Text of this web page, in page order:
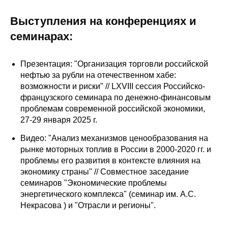
Редакционная этика
Информация для авторов
Общие требования
Стандарты оформления
Научные труды
О журнале
Выпуски
Редакционная этика
Информация для авторов
Выступления на конференциях и
семинарах:
Презентация: "Организация торговли российской
нефтью за рубли на отечественном хабе:
возможности и риски" // LXVIII сессия Российско-
французского семинара по денежно-финансовым
проблемам современной российской экономики,
27-29 января 2025 г.
Видео: "Анализ механизмов ценообразования на
рынке моторных топлив в России в 2000-2020 гг. и
проблемы его развития в контексте влияния на
экономику страны" // Совместное заседание
семинаров "Экономические проблемы
энергетического комплекса" (семинар им. А.С.
Некрасова ) и "Отрасли и регионы".